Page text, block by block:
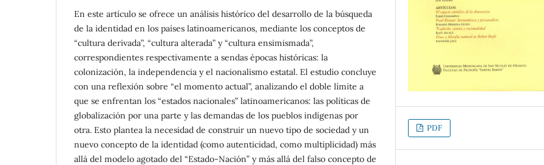
En este artículo se ofrece un análisis histórico del desarrollo de la búsqueda
de la identidad en los países latinoamericanos, mediante los conceptos de
“cultura derivada”, “cultura alterada” y “cultura ensimismada”,
correspondientes respectivamente a sendas épocas históricas: la
colonización, la independencia y el nacionalismo estatal. El estudio concluye
con una reflexión sobre “el momento actual”, analizando el doble límite a
que se enfrentan los “estados nacionales” latinoamericanos: las políticas de
globalización por una parte y las demandas de los pueblos indígenas por
otra. Esto plantea la necesidad de construir un nuevo tipo de sociedad y un
nuevo concepto de la identidad (como autenticidad, como multiplicidad) más
allá del modelo agotado del “Estado-Nación” y más allá del falso concepto de
PDF